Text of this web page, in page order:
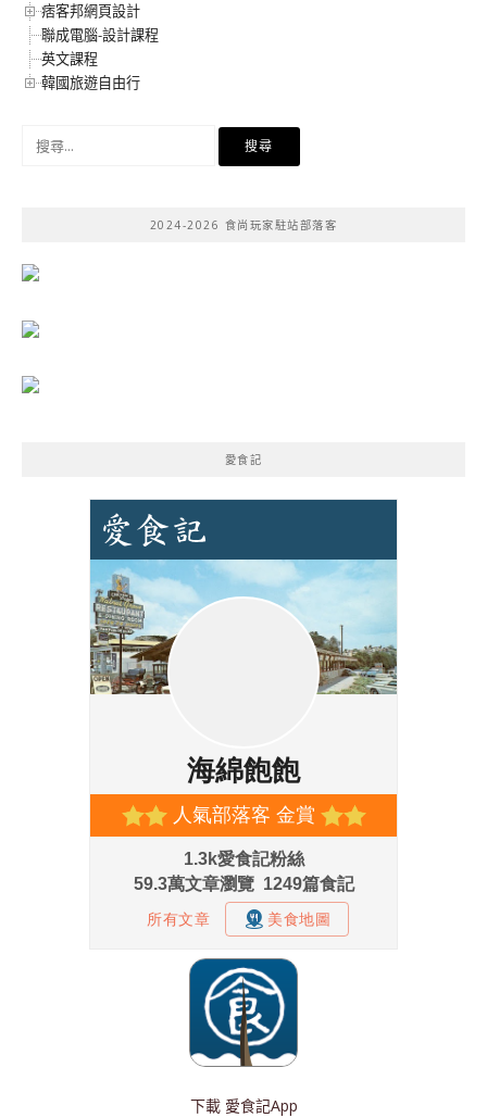
痞客邦網頁設計
聯成電腦-設計課程
英文課程
韓國旅遊自由行
2024-2026 食尚玩家駐站部落客
愛食記
下載 愛食記App